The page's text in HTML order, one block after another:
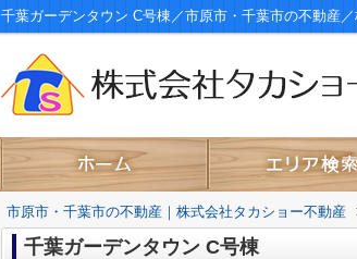
千葉ガーデンタウン C号棟／市原市・千葉市の不動産
市原市・千葉市の不動産｜株式会社タカショー不動産
千葉ガーデンタウン C号棟